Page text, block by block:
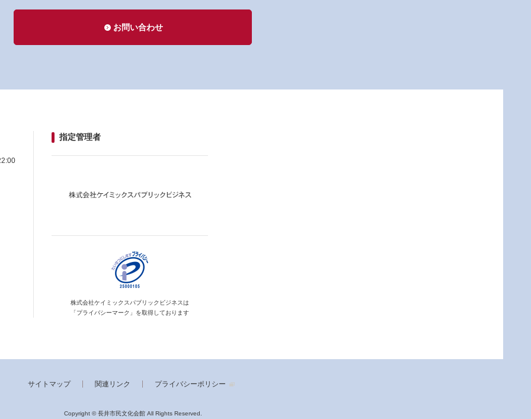
お問い合わせ
指定管理者
株式会社ケイミックス パブリックビジネスは
「プライバシーマーク」を取得しております
サイトマップ 関連リンク プライバシーポリシー
Copyright © 長井市民文化会館All Rights Reserved.